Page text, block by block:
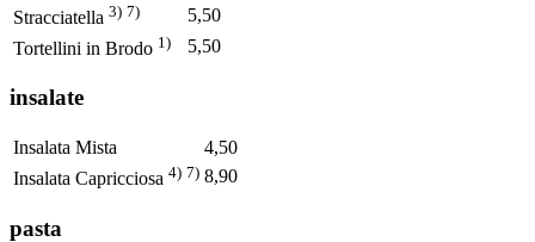
Stracciatella 3) 7)
5,50
Tortellini in Brodo 1) 5,50
insalate
Insalata Mista
4,50
Insalata Capricciosa 4) 7) 8,90
pasta